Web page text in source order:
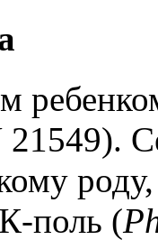
поль (